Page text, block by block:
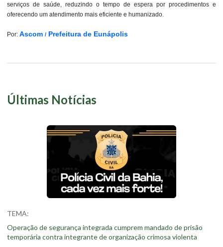
serviços de saúde, reduzindo o tempo de espera por procedimentos e
oferecendo um atendimento mais eficiente e humanizado.
Por: Ascom / Prefeitura de Eunápolis
Últimas Notícias
TEMA:
Operação de segurança integrada cumprem mandado de prisão
temporária contra integrante de organização crimosa violenta